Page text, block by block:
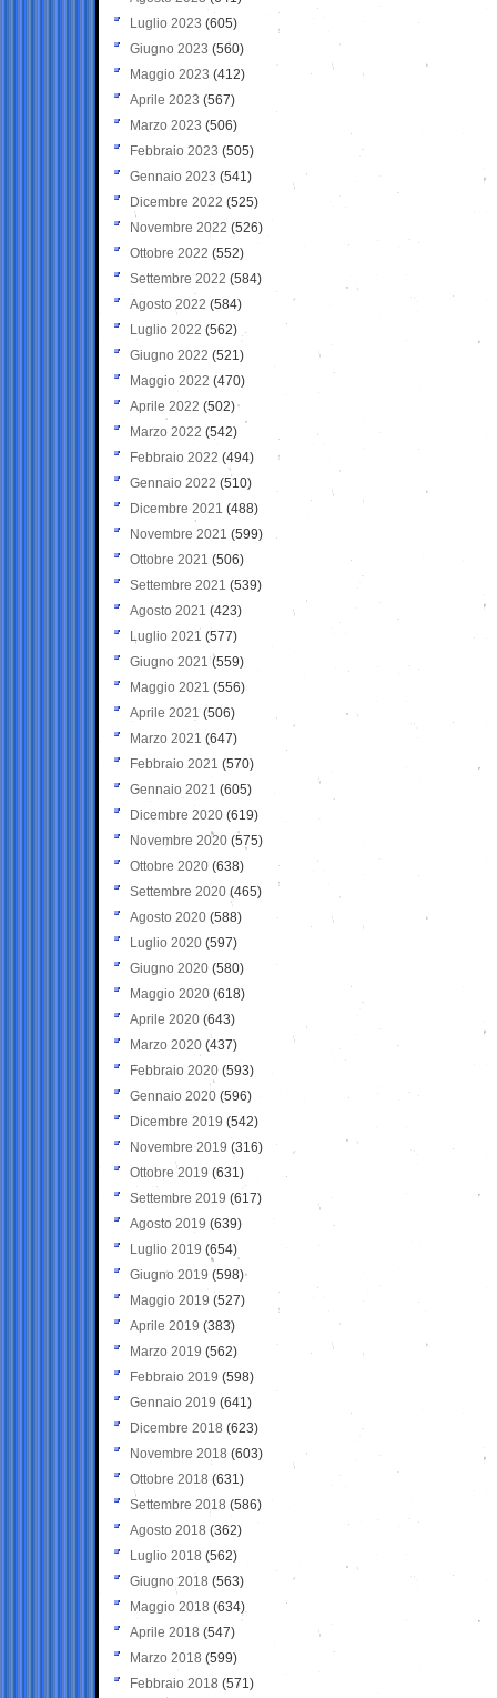
Luglio 2023 (605)
Giugno 2023 (560)
Maggio 2023 (412)
Aprile 2023 (567)
Marzo 2023 (506)
Febbraio 2023 (505)
Gennaio 2023 (541)
Dicembre 2022 (525)
Novembre 2022 (526)
Ottobre 2022 (552)
Settembre 2022 (584)
Agosto 2022 (584)
Luglio 2022 (562)
Giugno 2022 (521)
Maggio 2022 (470)
Aprile 2022 (502)
Marzo 2022 (542)
Febbraio 2022 (494)
Gennaio 2022 (510)
Dicembre 2021 (488)
Novembre 2021 (599)
Ottobre 2021 (506)
Settembre 2021 (539)
Agosto 2021 (423)
Luglio 2021 (577)
Giugno 2021(559)
Maggio 2021 (556)
Aprile 2021 (506)
Marzo 2021 (647)
Febbraio 2021 (570)
Gennaio 2021 (605)
Dicembre 2020 (619)
Novembre 2020 (575)
Ottobre 2020 (638)
Settembre 2020(465)
Agosto 2020 (588)
Luglio 2020 (597)
Giugno 2020 (580)
Maggio 2020 (618)
Aprile 2020 (643)
Marzo 2020 (437)
Febbraio 2020 (593)
Gennaio 2020 (596)
Dicembre 2019 (542)
Novembre 2019 (316)
Ottobre 2019 (631)
Settembre 2019 (617)
Agosto 2019 (639)
Luglio 2019 (654)
Giugno 2019 (598)
Maggio 2019 (527)
Aprile 2019 (383)
Marzo 2019 (562)
Febbraio 2019 (598)
Gennaio 2019 (641)
Dicembre 2018 (623)
Novembre 2018 (603)
Ottobre 2018 (631)
Settembre 2018 (586)
Agosto 2018 (362)
Luglio 2018 (562)
Giugno 2018 (563)
Maggio 2018 (634)
Aprile 2018 (547)
Marzo 2018 (599)
Febbraio 2018 (571)